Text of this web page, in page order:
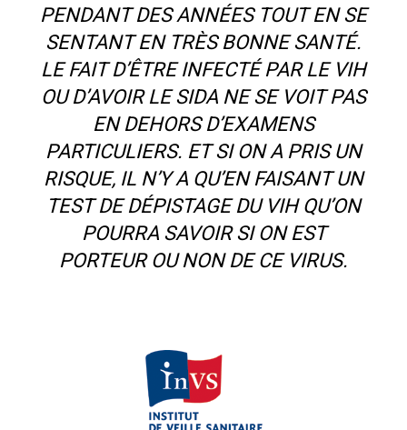
PENDANT DES ANNÉES TOUT EN SE
SENTANT EN TRÈS BONNE SANTÉ.
LE FAIT D’ÊTRE INFECTÉ PAR LE VIH
OU D’AVOIR LE SIDA NE SE VOIT PAS
EN DEHORS D’EXAMENS
PARTICULIERS. ET SI ON A PRIS UN
RISQUE, IL N’Y A QU’EN FAISANT UN
TEST DE DÉPISTAGE DU VIH QU’ON
POURRA SAVOIR SI ON EST
PORTEUR OU NON DE CE VIRUS.